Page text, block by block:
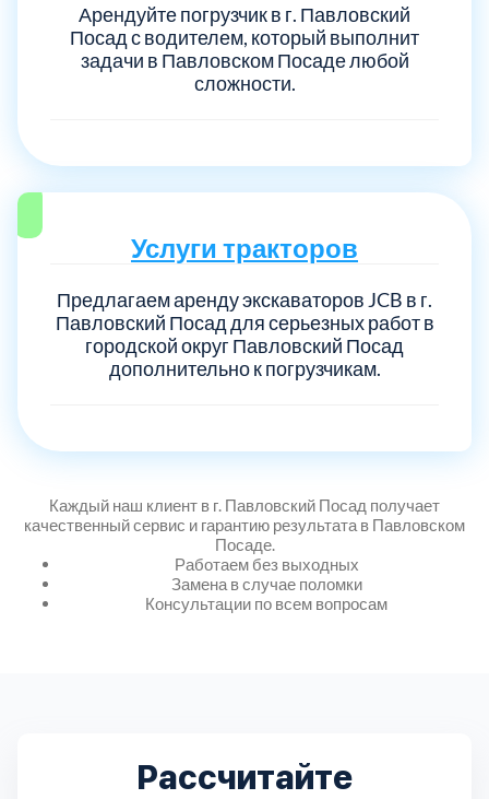
Арендуйте погрузчик в г. Павловский
Посад с водителем, который выполнит
задачи в Павловском Посаде любой
сложности.
Услуги тракторов
Предлагаем аренду экскаваторов JCB в г.
Павловский Посад для серьезных работ в
городской округ Павловский Посад
дополнительно к погрузчикам.
Каждый наш клиент в г. Павловский Посад получает
качественный сервис и гарантию результата в Павловском
Посаде.
Работаем без выходных
Замена в случае поломки
Консультации по всем вопросам
Рассчитайте
Балашиха
Воскресенский
Дмитровский 7
Долгопрудный
Дубна